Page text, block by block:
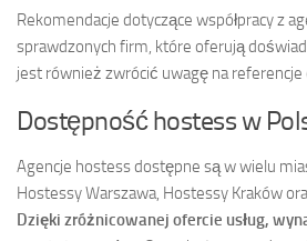
Rekomendacje dotyczące współpracy z
sprawdzonych firm, które oferują
jest również zwrócić uwagę na referencje
Dostępność hostess w
Agencje hostess dostępne są w wielu
Hostessy Warszawa, Hostessy Kraków
Dzięki zróżnicowanej ofercie usług,